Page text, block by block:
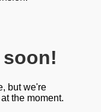
but we're
the moment.